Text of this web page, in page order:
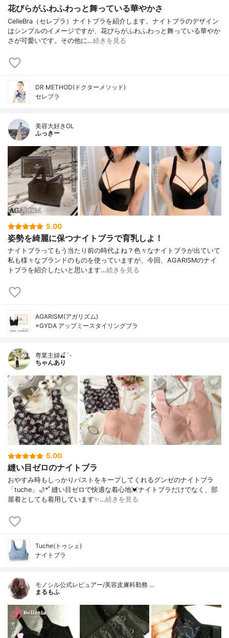
花びらがふわふわっと舞っている華やかさ
CelleBra（セレブラ）ナイトブラを紹介します。ナイトブラのデザイン
はシンプルのイメージですが、花びらがふわふわっと舞っている華やか
さが可愛いです。その他に…続きを見る
DR METHOD(ドクターメソッド)
セレブラ
美容大好きOL
ふっきー
5.00
姿勢を綺麗に保つナイトブラで育乳しよ！
ナイトブラってもう当たり前の時代よね？色々なナイトブラが出ていて
私も様々なブランドのものを使っていますが、今回、AGARISMのナイ
トブラを紹介したいと思います…続きを見る
AGARISM(アガリズム)
×GYDA アップミースタイリングブラ
専業主婦🍒´-
ちゃんあり
5.00
縫い目ゼロのナイトブラ
おやすみ時もしっかりバストをキープしてくれるグンゼのナイトブラ
「tuche」🌙*ﾟ縫い目ゼロで快適な着心地💓ナイトブラだけでなく、部
屋着としても着用しています✨…続きを見る
Tuche(トゥシェ)
ナイトブラ
モノシル公式レビュアー/美容皮膚科勤務 …
まるもふ